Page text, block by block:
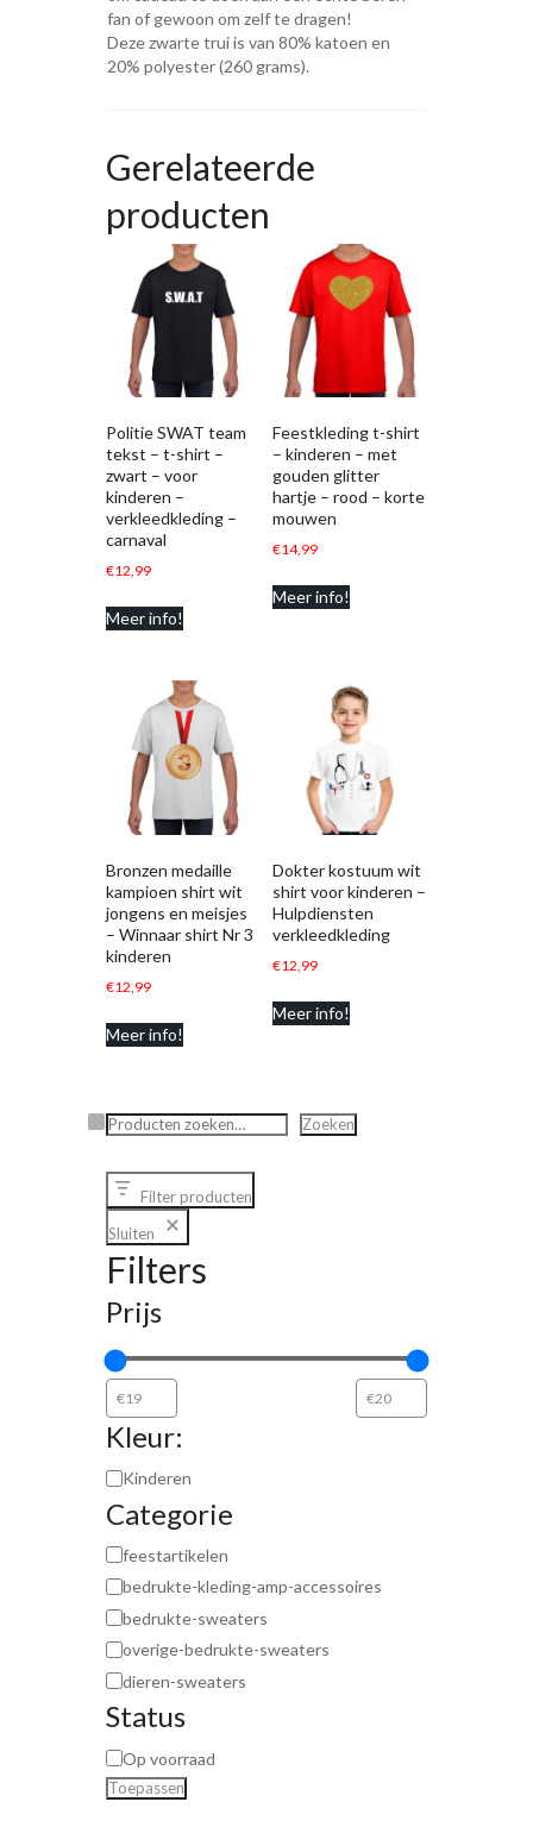
fan of gewoon om zelf te dragen!
Deze zwarte trui is van 80% katoen en
20% polyester (260 grams).
Gerelateerde
producten
Politie SWAT team
tekst – t-shirt –
zwart – voor
kinderen –
verkleedkleding –
carnaval
€12,99
Meer info!
Feestkleding t-shirt
– kinderen – met
gouden glitter
hartje – rood – korte
mouwen
€14,99
Meer info!
Bronzen medaille
kampioen shirt wit
jongens en meisjes
– Winnaar shirt Nr 3
kinderen
€12,99
Meer info!
Dokter kostuum wit
shirt voor kinderen –
Hulpdiensten
verkleedkleding
€12,99
Meer info!
Zoeken Zoeken
Filter producten
Sluiten
Filters
Prijs
Kleur:
Kinderen
Categorie
feestartikelen
bedrukte-kleding-amp-accessoires
bedrukte-sweaters
overige-bedrukte-sweaters
dieren-sweaters
Status
Op voorraad
Toepassen